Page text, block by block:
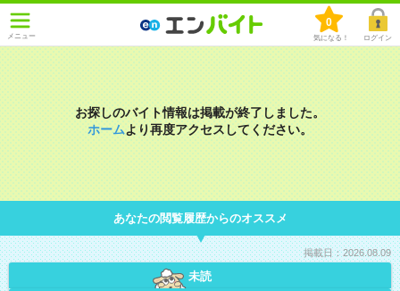
メニュー
0
気になる！ ログイン
お探しのバイト情報は掲載が終了しました。
ホームより再度アクセスしてください。
あなたの閲覧履歴からのオススメ
掲載日：2026.08.09
未読